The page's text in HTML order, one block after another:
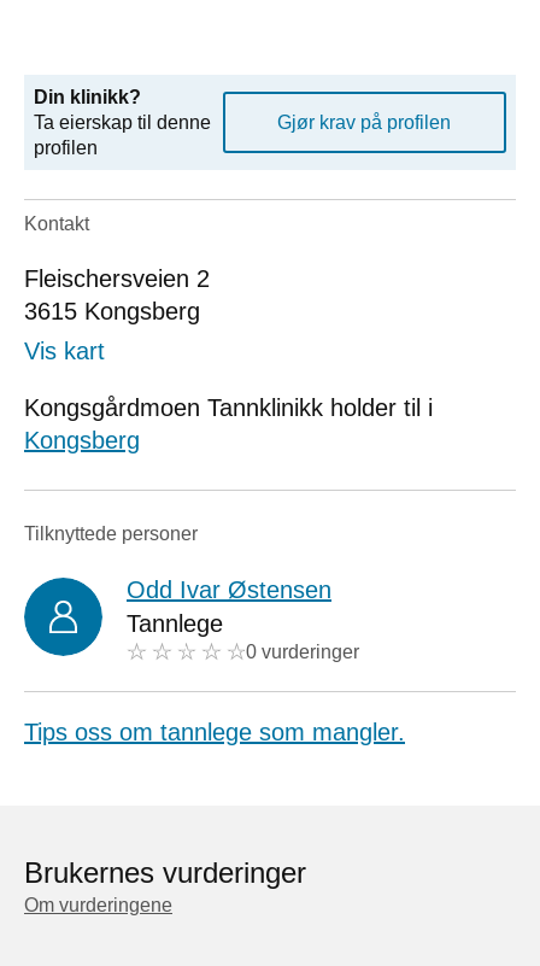
Din klinikk?
Ta eierskap til denne
profilen
Gjør krav på profilen
Kontakt
Fleischersveien 2
3615 Kongsberg
Vis kart
Kongsgårdmoen Tannklinikk holder til i
Kongsberg
Tilknyttede personer
Odd Ivar Østensen
Tannlege
0 vurderinger
Tips oss om tannlege som mangler.
Brukernes vurderinger
Om vurderingene